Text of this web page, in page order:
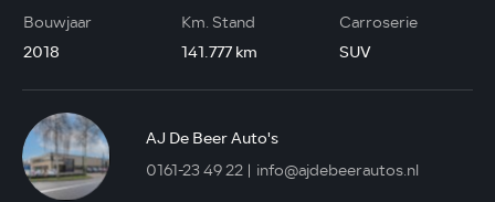
Bouwjaar
2018
Km. Stand
141.777 km
Carroserie
SUV
AJ De Beer Auto's
0161-23 49 22
info@ajdebeerautos.nl